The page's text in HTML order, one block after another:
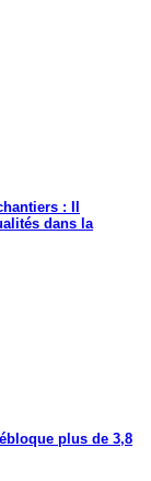
: Il
dans la
plus de 3,8